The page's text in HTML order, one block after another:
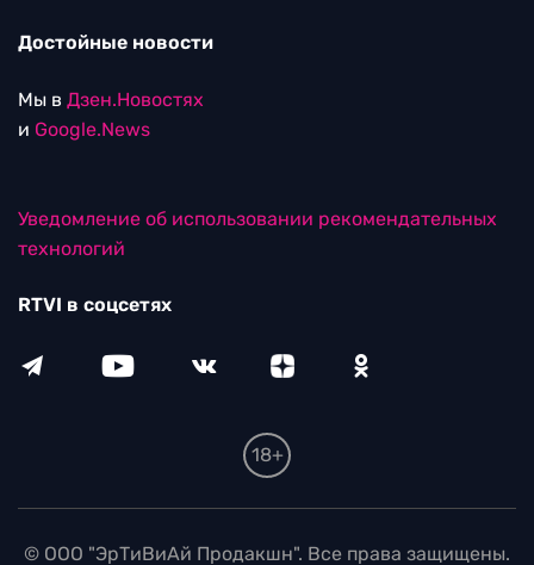
Достойные новости
Мы в Дзен.Новостях
и Google.News
Уведомление об использовании рекомендательных
технологий
RTVI в соцсетях
18+
© ООО "ЭрТиВиАй Продакшн". Все права защищены.